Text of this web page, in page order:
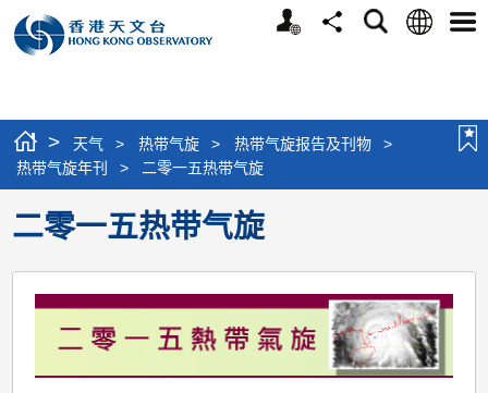
个
分
搜
语
选
> 天气 > 热带气旋 > 热带气旋报告及刊物
>
热带气旋年刊
> 二零一五热带气旋
二零一五热带气旋